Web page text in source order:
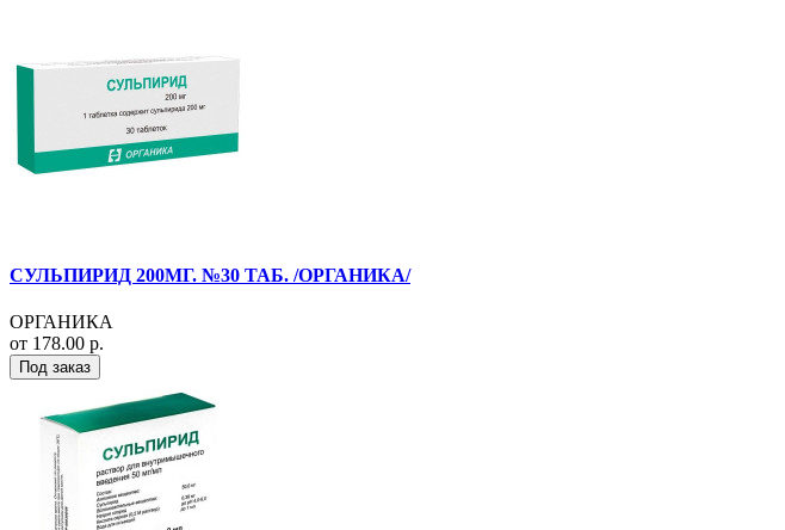
СУЛЬПИРИД 200МГ. №30 ТАБ. /ОРГАНИКА/
ОРГАНИКА
от 178.00 р.
Под заказ